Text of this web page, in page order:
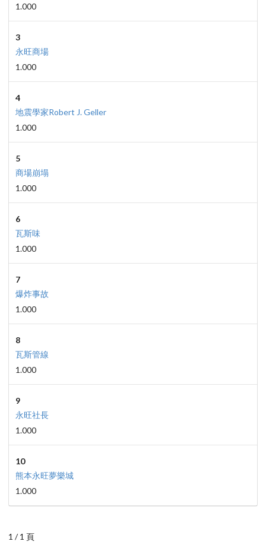
1.000
3
永旺商場
1.000
4
地震學家Robert J. Geller
1.000
5
商場崩塌
1.000
6
瓦斯味
1.000
7
爆炸事故
1.000
8
瓦斯管線
1.000
9
永旺社長
1.000
10
熊本永旺夢樂城
1.000
1 / 1 頁